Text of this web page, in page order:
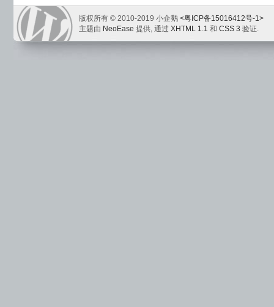
版权所有 © 2010-2019 小企鹅 <粤ICP备15016412号-1>
主题由 NeoEase 提供, 通过 XHTML 1.1 和 CSS 3 验证.